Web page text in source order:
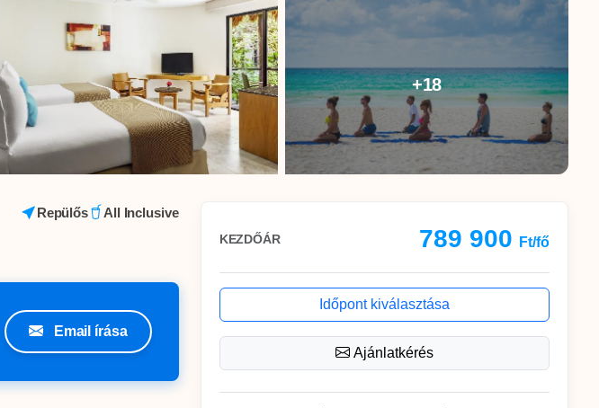
+18
Repülős All Inclusive
Email írása
KEZDŐÁR 789 900 Ft/fő
Időpont kiválasztása
Ajánlatkérés